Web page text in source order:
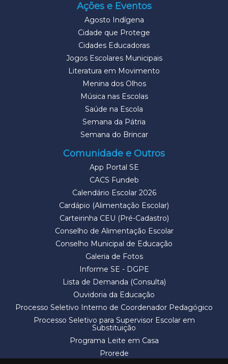
Ações e Eventos
Agosto Indígena
Cidade que Protege
Cidades Educadoras
Jogos Escolares Municipais
Literatura em Movimento
Menina dos Olhos
Música nas Escolas
Saúde na Escola
Semana da Pátria
Semana do Brincar
Comunidade e Outros
App Portal SE
CACS Fundeb
Calendário Escolar 2026
Cardápio (Alimentação Escolar)
Carteirinha CEU (Pré-Cadastro)
Conselho de Alimentação Escolar
Conselho Municipal de Educação
Galeria de Fotos
Informe SE - DGPE
Lista de Demanda (Consulta)
Ouvidoria da Educação
Processo Seletivo Interno de Coordenador Pedagógico
Processo Seletivo para Supervisor Escolar em
Substituição
Programa Leite em Casa
Prorede